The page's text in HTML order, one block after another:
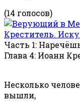
(14 голосов)
Часть 1:
Глава 4: Иоанн
Несколько
вышли,